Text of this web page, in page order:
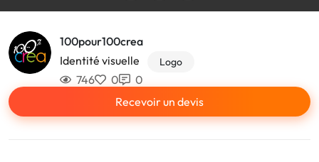
100pour100crea
Identité visuelle
Logo
746 0
0
Recevoir un devis